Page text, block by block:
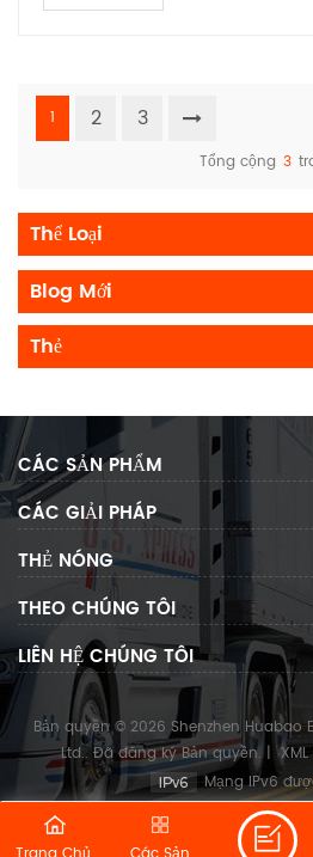
1 2 3
Tổng cộng 3
Thể Loại
Blog Mới
Thẻ
CÁC SẢN PHẨM
CÁC GIẢI PHÁP
THẺ NÓNG
THEO CHÚNG TÔI
LIÊN HỆ CHÚNG TÔI
Bản quyền © 2026 Shenzhen Huabao
Ltd.. Đã đăng ký Bản quyền.| XML
Mạng IPv6